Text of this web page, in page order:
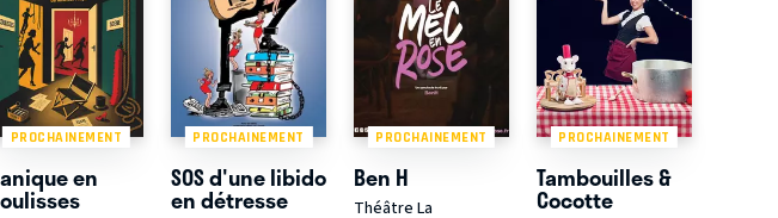
PROCHAINEMENT
en
PROCHAINEMENT
SOS d'une libido
en détresse
PROCHAINEMENT
Ben H
Théâtre La
PROCHAINEMENT
Tambouilles &
Cocotte